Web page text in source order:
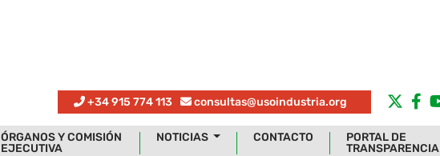
+34 915 774 113 consultas@usoindustria.org
ÓRGANOS Y COMISIÓN
EJECUTIVA
NOTICIAS CONTACTO
PORTAL DE
TRANSPARENCIA